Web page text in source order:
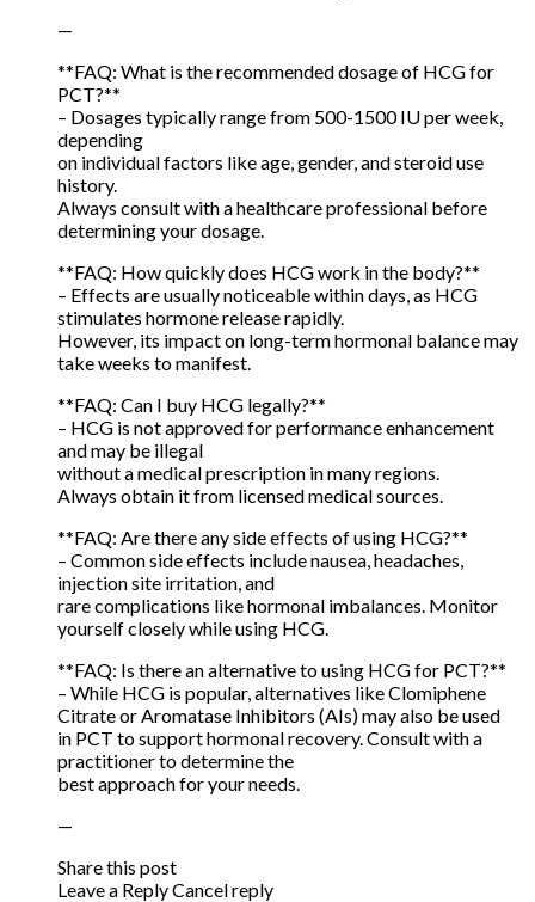
—
**FAQ: What is the recommended dosage of HCG for
PCT?**
– Dosages typically range from 500-1500 IU per week,
depending
on individual factors like age, gender, and steroid use
history.
Always consult with a healthcare professional before
determining your dosage.
**FAQ: How quickly does HCG work in the body?**
– Effects are usually noticeable within days, as HCG
stimulates hormone release rapidly.
However, its impact on long-term hormonal balance may
take weeks to manifest.
**FAQ: Can I buy HCG legally?**
– HCG is not approved for performance enhancement
and may be illegal
without a medical prescription in many regions.
Always obtain it from licensed medical sources.
**FAQ: Are there any side effects of using HCG?**
– Common side effects include nausea, headaches,
injection site irritation, and
rare complications like hormonal imbalances. Monitor
yourself closely while using HCG.
**FAQ: Is there an alternative to using HCG for PCT?**
– While HCG is popular, alternatives like Clomiphene
Citrate or Aromatase Inhibitors (AIs) may also be used
in PCT to support hormonal recovery. Consult with a
practitioner to determine the
best approach for your needs.
—
Share this post
Leave a Reply Cancel reply